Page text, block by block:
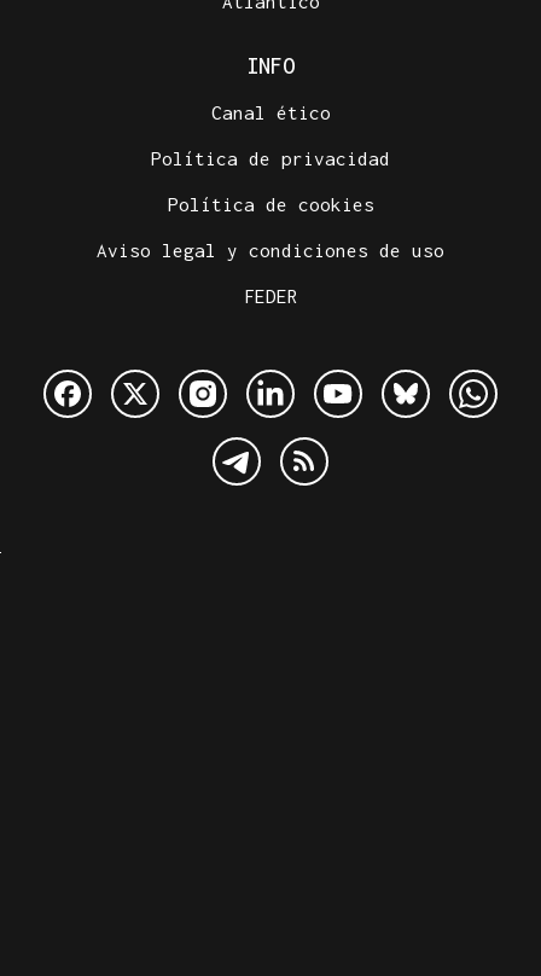
INFO
Canal ético
Política de privacidad
Política de cookies
Aviso legal y condiciones de uso
FEDER